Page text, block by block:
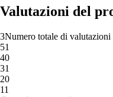
Valutazioni del
3Numero totale di valutazioni
51
40
31
20
11